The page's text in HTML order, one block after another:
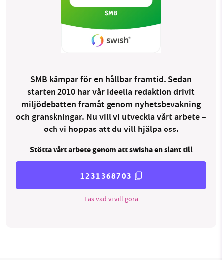
SMB kämpar för en hållbar framtid. Sedan
starten 2010 har vår ideella redaktion drivit
miljödebatten framåt genom nyhetsbevakning
och granskningar. Nu vill vi utveckla vårt arbete –
och vi hoppas att du vill hjälpa oss.
Stötta vårt arbete genom att swisha en slant till
1231368703
Läs vad vi vill göra